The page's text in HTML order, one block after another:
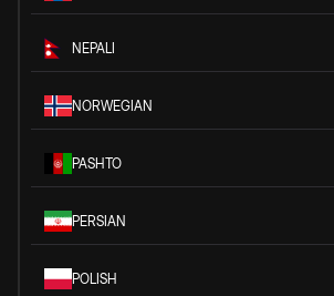
NEPALI
NORWEGIAN
PASHTO
PERSIAN
POLISH